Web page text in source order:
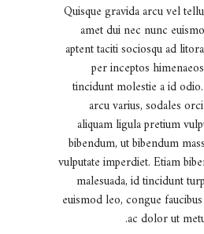
Quisque gravida arcu vel
amet dui nec nunc
aptent taciti sociosqu ad
per inceptos
tincidunt molestie a id
arcu varius, sodales
aliquam ligula pretium
bibendum, ut bibendum
vulputate imperdiet. Etiam
malesuada, id tincidunt
euismod leo, congue
ac dolor ut